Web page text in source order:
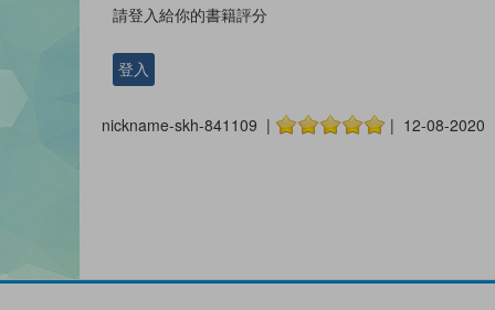
請登入給你的書籍評分
登入
nickname-skh-841109 | | 12-08-2020